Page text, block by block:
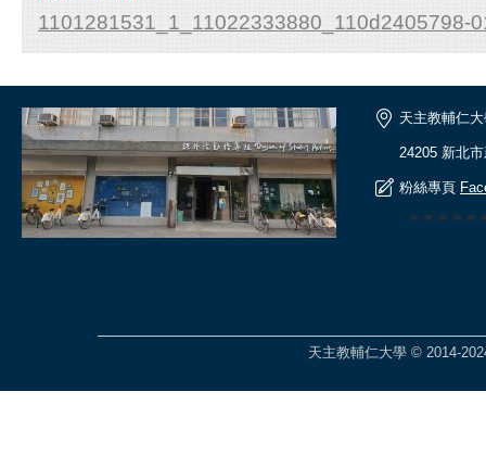
1101281531_1_11022333880_110d2405798-
天主教輔仁
24205 新北
粉絲專頁
天主教輔仁大學 © 2014-